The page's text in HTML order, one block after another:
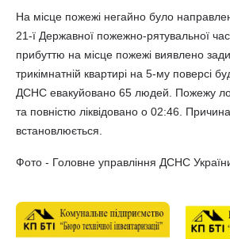
На місце пожежі негайно було
21-ї Державної пожежно-рятувальної
прибуттю на місце пожежі виявлено
трикімнатній квартирі на 5-му поверсі
ДСНС евакуйовано 65 людей. Пожежу
та повністю ліквідовано о 02:46.
встановлюється.
Фото - Головне управління ДСНС України